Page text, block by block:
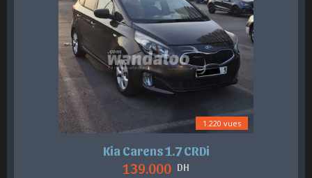
1.220 vues
Kia Carens 1.7 CRDi
139.000 DH